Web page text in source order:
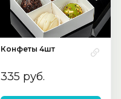
Конфеты 4шт
335 руб.